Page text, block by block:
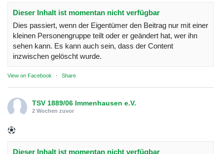
Dieser Inhalt ist momentan nicht verfügbar
Dies passiert, wenn der Eigentümer den Beitrag nur mit einer
kleinen Personengruppe teilt oder er geändert hat, wer ihn
sehen kann. Es kann auch sein, dass der Content
inzwischen gelöscht wurde.
View on Facebook · Share
TSV 1889/06 Immenhausen e.V.
2 Wochen zuvor
Dieser Inhalt ist momentan nicht verfügbar